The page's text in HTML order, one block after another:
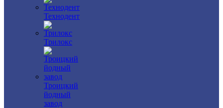
Технодент
Трилокс
Троицкий
йодный
завод